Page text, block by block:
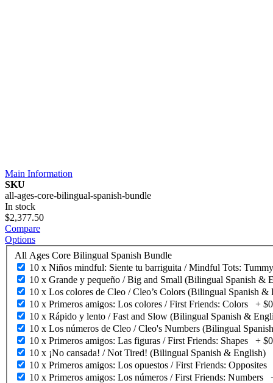
Main Information
SKU
all-ages-core-bilingual-spanish-bundle
In stock
$2,377.50
Compare
Options
All Ages Core Bilingual Spanish Bundle
10 x Niños mindful: Siente tu barriguita / Mindful Tots:
10 x Grande y pequeño / Big and Small (Bilingual Spanish &
10 x Los colores de Cleo / Cleo’s Colors (Bilingual Spanish
10 x Primeros amigos: Los colores / First Friends: Colors
+
10 x Rápido y lento / Fast and Slow (Bilingual Spanish &
10 x Los números de Cleo / Cleo's Numbers (Bilingual
10 x Primeros amigos: Las figuras / First Friends: Shapes
+
10 x ¡No cansada! / Not Tired! (Bilingual Spanish & English)
10 x Primeros amigos: Los opuestos / First Friends: Opposites
10 x Primeros amigos: Los números / First Friends: Numbers